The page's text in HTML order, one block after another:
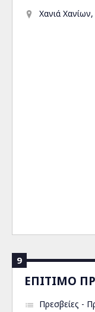
Χανιά Χανίων
9
ΕΠΙΤΙΜΟ
Πρεσβείες -